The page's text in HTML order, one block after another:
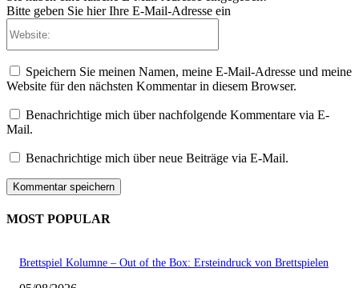
Bitte geben Sie hier Ihre E-Mail-Adresse ein
Speichern Sie meinen Namen, meine E-Mail-Adresse und meine
Website für den nächsten Kommentar in diesem Browser.
Benachrichtige mich über nachfolgende Kommentare via E-
Mail.
Benachrichtige mich über neue Beiträge via E-Mail.
MOST POPULAR
Brettspiel Kolumne – Out of the Box: Ersteindruck von Brettspielen